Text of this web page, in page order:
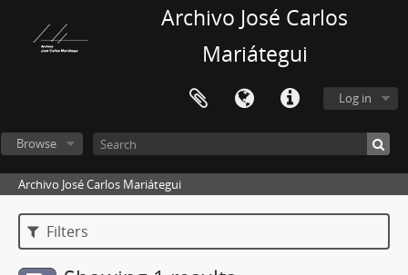
Archivo José Carlos
Mariátegui
Log in
Browse
Archivo José Carlos Mariátegui
Filters